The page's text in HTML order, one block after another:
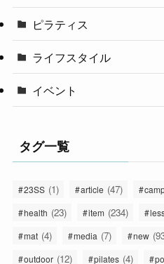
ピラティス
ライフスタイル
イベント
タグ一覧
23SS (1) article (47)
health (23) item (234)
mat (4) media (7) new
outdoor (12) pilates (4)